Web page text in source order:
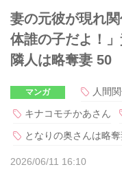
妻の元彼が現れ
体誰の子だよ！
隣人は略奪妻 50
マンガ 人間
キナコモチかあさん
となりの奥さんは略
2026/06/11 16:10